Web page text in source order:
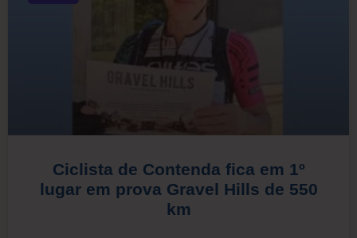
Ciclista de Contenda fica em 1º
lugar em prova Gravel Hills de 550
km